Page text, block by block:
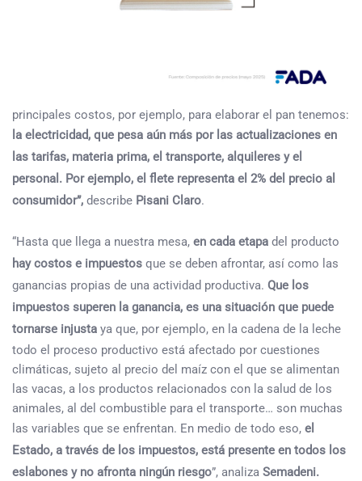
principales costos, por ejemplo, para elaborar el pan tenemos:
la electricidad, que pesa aún más por las actualizaciones en
las tarifas, materia prima, el transporte, alquileres y el
personal. Por ejemplo, el flete representa el 2% del precio al
consumidor”, describe Pisani Claro.
“Hasta que llega a nuestra mesa, en cada etapa del producto
hay costos e impuestos que se deben afrontar, así como las
ganancias propias de una actividad productiva. Que los
impuestos superen la ganancia, es una situación que puede
tornarse injusta ya que, por ejemplo, en la cadena de la leche
todo el proceso productivo está afectado por cuestiones
climáticas, sujeto al precio del maíz con el que se alimentan
las vacas, a los productos relacionados con la salud de los
animales, al del combustible para el transporte… son muchas
las variables que se enfrentan. En medio de todo eso, el
Estado, a través de los impuestos, está presente en todos los
eslabones y no afronta ningún riesgo”, analiza Semadeni.